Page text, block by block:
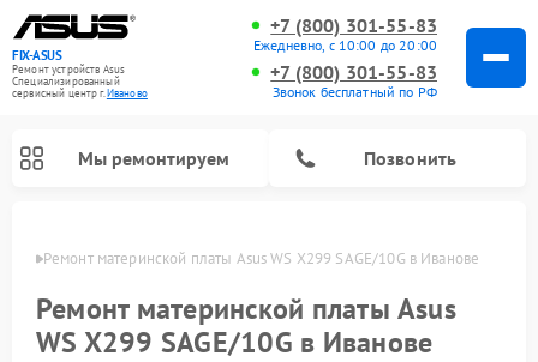
FIX-ASUS
Ремонт устройств Asus
Специализированный
cервисный центр г.Иваново
+7 (800) 301-55-83
Ежедневно, с 10:00 до 20:00
+7 (800) 301-55-83
Звонок бесплатный по РФ
Мы ремонтируем Позвонить
Ремонт материнской платы Asus WS X299 SAGE/10G в Иванове
Ремонт материнской платы Asus
WS X299 SAGE/10G в Иванове